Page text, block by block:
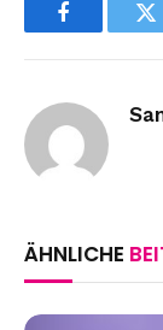
Facebook
ÄHNLICHE